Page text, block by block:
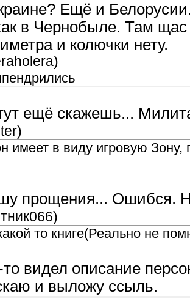
Ещё и
в Чернобыле. Там щас
и колючки нету.
)
ещё скажешь...
)
имеет в виду игровую Зону,
прощения... Ошибся.
)
то книге(Реально не
то видел описание
и выложу ссыль.